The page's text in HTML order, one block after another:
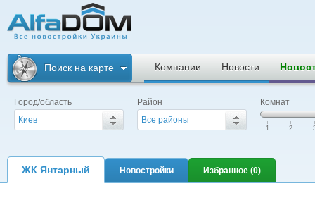
новостройки
Украины
Поиск на карте Компании Новости
Город/область
Киев
Район
Все районы
Комнат
|
1
|
2
|
ЖК Янтарный Новостройки Избранное (0)